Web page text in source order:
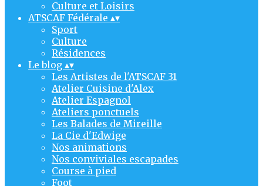
Culture et Loisirs
ATSCAF Fédérale ▴▾
Sport
Culture
Résidences
Le blog ▴▾
Les Artistes de l'ATSCAF 31
Atelier Cuisine d'Alex
Atelier Espagnol
Ateliers ponctuels
Les Balades de Mireille
La Cie d'Edwige
Nos animations
Nos conviviales escapades
Course à pied
Foot